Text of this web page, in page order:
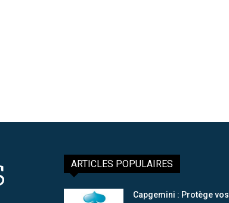
ARTICLES POPULAIRES
Capgemini : Protège vos